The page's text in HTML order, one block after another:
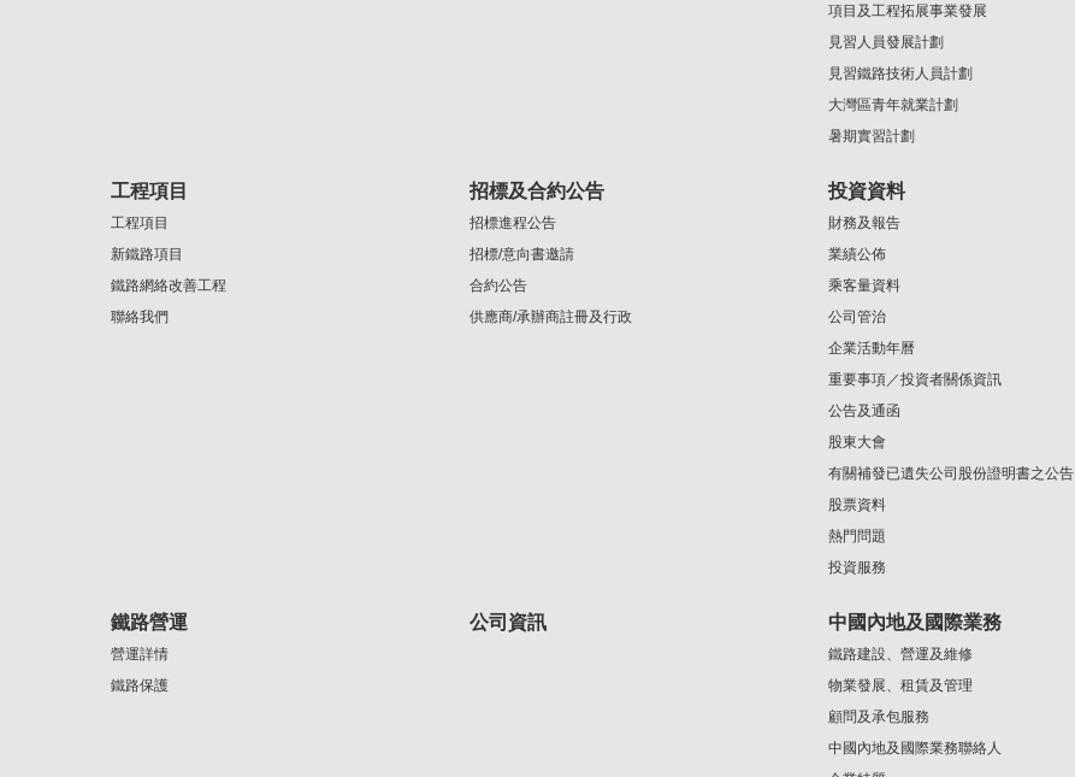
項目及工程拓展事業發展
見習人員發展計劃
見習鐵路技術人員計劃
大灣區青年就業計劃
暑期實習計劃
工程項目
工程項目
新鐵路項目
鐵路網絡改善工程
聯絡我們
招標及合約公告
招標進程公告
招標/意向書邀請
合約公告
供應商/承辦商註冊及行政
投資資料
財務及報告
業績公佈
乘客量資料
公司管治
企業活動年曆
重要事項／投資者關係資訊
公告及通函
股東大會
有關補發已遺失公司股份證明書之公告
股票資料
熱門問題
投資服務
鐵路營運
營運詳情
鐵路保護
公司資訊 中國內地及國際業務
鐵路建設、營運及維修
物業發展、租賃及管理
顧問及承包服務
中國內地及國際業務聯絡人